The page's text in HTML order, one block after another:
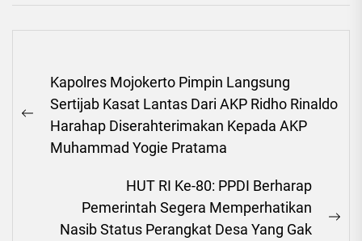
pos
Previous
post:
Kapolres Mojokerto Pimpin Langsung
Sertijab Kasat Lantas Dari AKP Ridho Rinaldo
Harahap Diserahterimakan Kepada AKP
Muhammad Yogie Pratama
HUT RI Ke-80: PPDI Berharap
Pemerintah Segera Memperhatikan
Nasib Status Perangkat Desa Yang Gak